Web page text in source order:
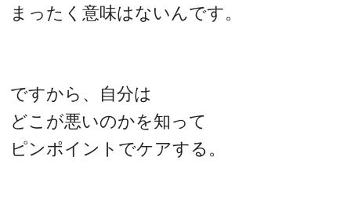
まったく意味はないんです。
ですから、自分は
どこが悪いのかを知って
ピンポイントでケアする。